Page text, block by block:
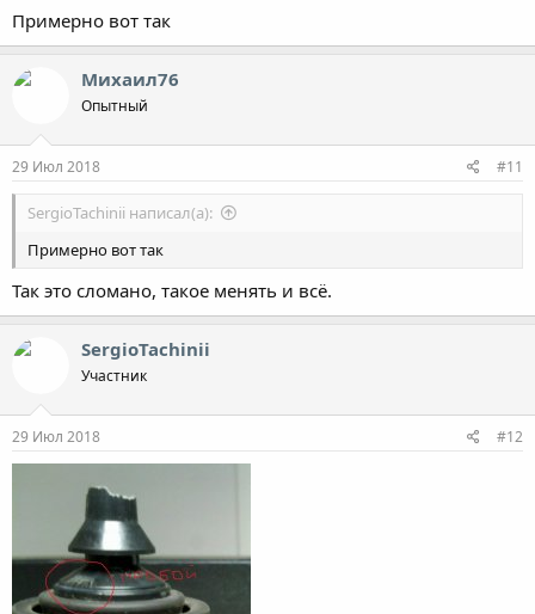
Примерно вот так
Михаил76
Опытный
29 Июл 2018 #11
SergioTachinii написал(а):
Примерно вот так
Так это сломано, такое менять и всё.
SergioTachinii
Участник
29 Июл 2018 #12